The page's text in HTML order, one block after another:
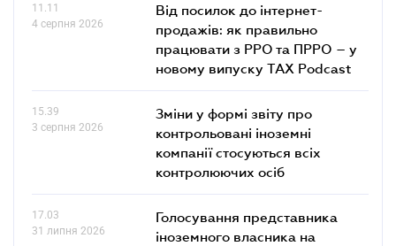
11.11
4 серпня 2026
Від посилок до інтернет-
продажів: як правильно
працювати з РРО та ПРРО – у
новому випуску TAX Podcast
15.39
3 серпня 2026
Зміни у формі звіту про
контрольовані іноземні
компанії стосуються всіх
контролюючих осіб
17.03
31 липня 2026
Голосування представника
іноземного власника на